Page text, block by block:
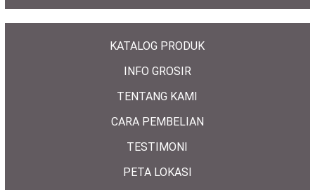
KATALOG PRODUK
INFO GROSIR
TENTANG KAMI
CARA PEMBELIAN
TESTIMONI
PETA LOKASI